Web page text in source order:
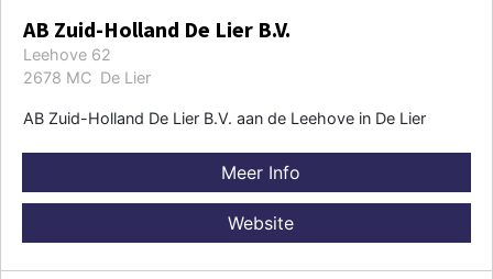
AB Zuid-Holland De Lier B.V.
Leehove 62
2678 MC De Lier
AB Zuid-Holland De Lier B.V. aan de Leehove in De Lier
Meer Info
Website